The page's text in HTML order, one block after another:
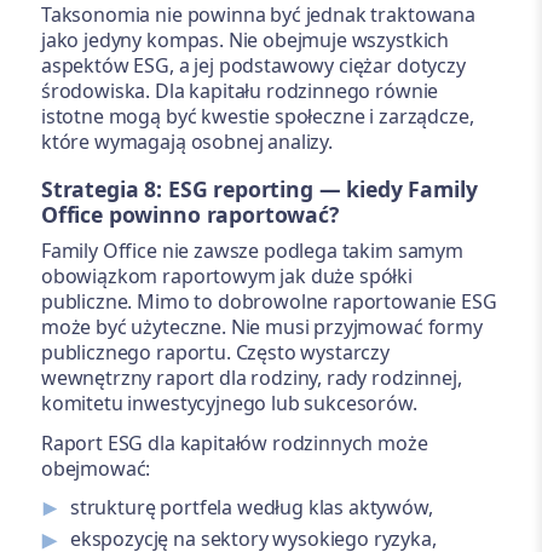
Taksonomia nie powinna być jednak traktowana
jako jedyny kompas. Nie obejmuje wszystkich
aspektów ESG, a jej podstawowy ciężar dotyczy
środowiska. Dla kapitału rodzinnego równie
istotne mogą być kwestie społeczne i zarządcze,
które wymagają osobnej analizy.
Strategia 8: ESG reporting — kiedy Family
Office powinno raportować?
Family Office nie zawsze podlega takim samym
obowiązkom raportowym jak duże spółki
publiczne. Mimo to dobrowolne raportowanie ESG
może być użyteczne. Nie musi przyjmować formy
publicznego raportu. Często wystarczy
wewnętrzny raport dla rodziny, rady rodzinnej,
komitetu inwestycyjnego lub sukcesorów.
Raport ESG dla kapitałów rodzinnych może
obejmować:
strukturę portfela według klas aktywów,
ekspozycję na sektory wysokiego ryzyka,